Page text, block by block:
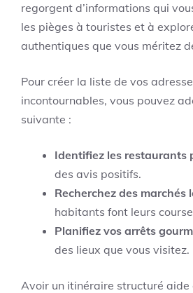
regorgent d’informations qui
les pièges à touristes et à
authentiques que vous méritez
Pour créer la liste de vos
incontournables, vous pouvez
suivante :
Identifiez les restaurants
des avis positifs.
Recherchez des marchés
habitants font leurs
Planifiez vos arrêts
des lieux que vous visitez.
Avoir un itinéraire structuré